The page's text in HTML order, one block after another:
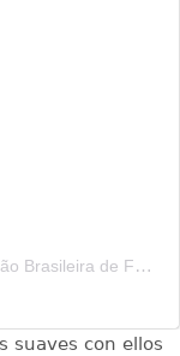
Una publicación compartida por CBF • Seleção Brasileira de Futebol (@brasil)
suaves con ellos